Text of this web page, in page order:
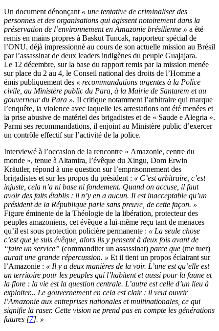
Un document dénonçant « une tentative de criminaliser des
personnes et des organisations qui agissent notoirement dans la
préservation de l’environnement en Amazonie brésilienne » a été
remis en mains propres à Baskut Tuncak, rapporteur spécial de
l’ONU, déjà impressionné au cours de son actuelle mission au Brésil
par l’assassinat de deux leaders indigènes du peuple Guajajara.
Le 12 décembre, sur la base du rapport remis par la mission menée
sur place du 2 au 4, le Conseil national des droits de l’Homme a
émis publiquement des « recommandations urgentes à la Police
civile, au Ministère public du Para, à la Mairie de Santarem et au
gouverneur du Para ». Il critique notamment l’arbitraire qui marque
l’enquête, la violence avec laquelle les arrestations ont été menées et
la prise abusive de matériel des brigadistes et de « Saude e Alegria ».
Parmi ses recommandations, il enjoint au Ministère public d’exercer
un contrôle effectif sur l’activité de la police.
Interviewé à l’occasion de la rencontre « Amazonie, centre du
monde », tenue à Altamira, l’évêque du Xingu, Dom Erwin
Kräutler, répond à une question sur l’emprisonnement des
brigadistes et sur les propos du président : « C’est arbitraire, c’est
injuste, cela n’a ni base ni fondement. Quand on accuse, il faut
avoir des faits établis : il n’y en a aucun. Il est inacceptable qu’un
président de la République parle sans preuve, de cette façon. »
Figure éminente de la Théologie de la libération, protecteur des
peuples amazoniens, cet évêque a lui-même reçu tant de menaces
qu’il est sous protection policière permanente : « La seule chose
c’est que je suis évêque, alors ils y pensent à deux fois avant de
“faire un service” (commanditer un assassinat) parce que (me tuer)
aurait une grande répercussion. » Et il tient un propos éclairant sur
l’Amazonie : « Il y a deux manières de la voir. L’une est qu’elle est
un territoire pour les peuples qui l’habitent et aussi pour la faune et
la flore : la vie est la question centrale. L’autre est celle d’un lieu à
exploiter... Le gouvernement en cela est clair : il veut ouvrir
l’Amazonie aux entreprises nationales et multinationales, ce qui
signifie la raser. Cette vision ne prend pas en compte les générations
futures [7]. »